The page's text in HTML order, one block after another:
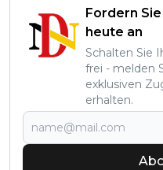
Fordern
heute an
Schalten Sie
frei - melden
exklusiven
erhalten.